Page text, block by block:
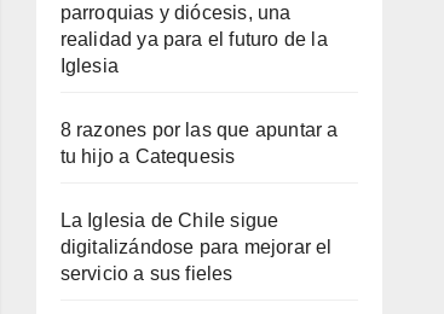
parroquias y diócesis, una
realidad ya para el futuro de la
Iglesia
8 razones por las que apuntar a
tu hijo a Catequesis
La Iglesia de Chile sigue
digitalizándose para mejorar el
servicio a sus fieles